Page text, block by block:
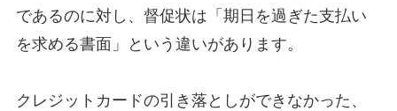
であるのに対し、督促状は「期日を過ぎた支払い
を求める書面」という違いがあります。
クレジットカードの引き落としができなかった、